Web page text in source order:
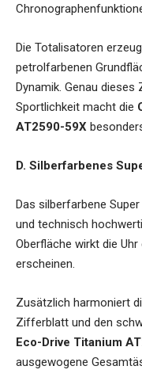
Die Totalisatoren
petrolfarbenen
Dynamik. Genau dieses
Sportlichkeit macht die
AT2590-59X
D. Silberfarbenes
Das silberfarbene
und technisch
Oberfläche wirkt die
erscheinen.
Zusätzlich harmoniert
Zifferblatt und den
Eco-Drive Titanium
ausgewogene